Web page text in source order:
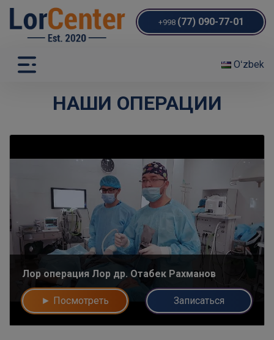
+998 (77) 090-77-01
Oʻzbek
НАШИ ОПЕРАЦИИ
Лор операция Лор др. Отабек Рахманов
► Посмотреть Записаться